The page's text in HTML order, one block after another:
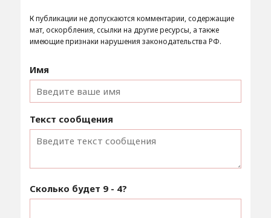
К публикации не допускаются комментарии, содержащие
мат, оскорбления, ссылки на другие ресурсы, а также
имеющие признаки нарушения законодательства РФ.
Имя
Текст сообщения
Сколько будет 9 - 4?